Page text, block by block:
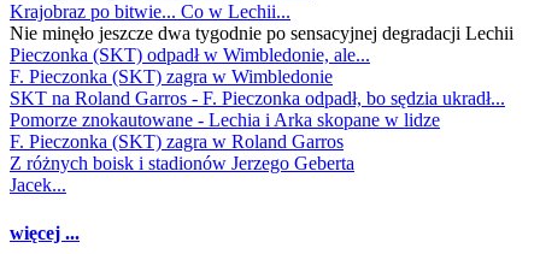
Krajobraz po bitwie... Co w Lechii...
Nie minęło jeszcze dwa tygodnie po sensacyjnej degradacji Lechii
Pieczonka (SKT) odpadł w Wimbledonie, ale...
F. Pieczonka (SKT) zagra w Wimbledonie
SKT na Roland Garros - F. Pieczonka odpadł, bo sędzia ukradł...
Pomorze znokautowane - Lechia i Arka skopane w lidze
F. Pieczonka (SKT) zagra w Roland Garros
Z różnych boisk i stadionów Jerzego Geberta
Jacek...
więcej ...